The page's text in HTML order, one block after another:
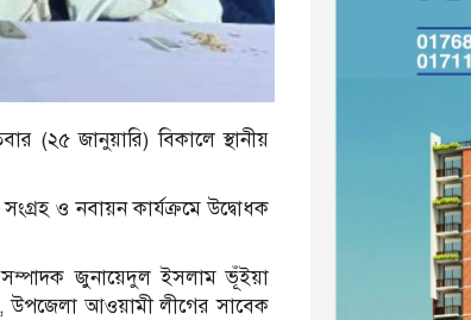
(২৫ জানুয়ারি) বিকালে স্থানীয়
ও নবায়ন কার্যক্রমে উদ্বোধক
জুনায়েদুল ইসলাম ভূঁইয়া
উপজেলা আওয়ামী লীগের সাবেক